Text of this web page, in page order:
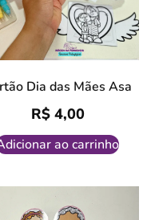
Dia das Mães Asa
R$4,00
ao carrinho